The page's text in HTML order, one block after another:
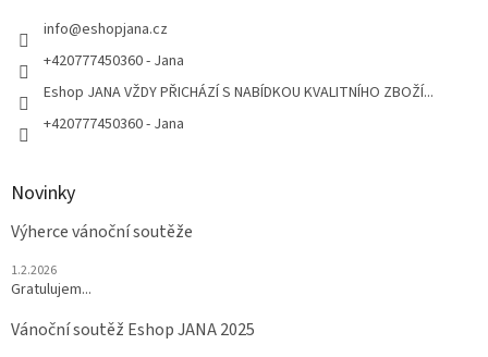
info@eshopjana.cz
+420777450360 - Jana
Eshop JANA VŽDY PŘICHÁZÍ S NABÍDKOU KVALITNÍHO ZBOŽÍ...
+420777450360 - Jana
Novinky
Výherce vánoční soutěže
1.2.2026
Gratulujem...
Vánoční soutěž Eshop JANA 2025